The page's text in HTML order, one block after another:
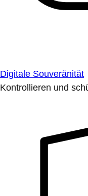
Digitale Souveränität
Kontrollieren und